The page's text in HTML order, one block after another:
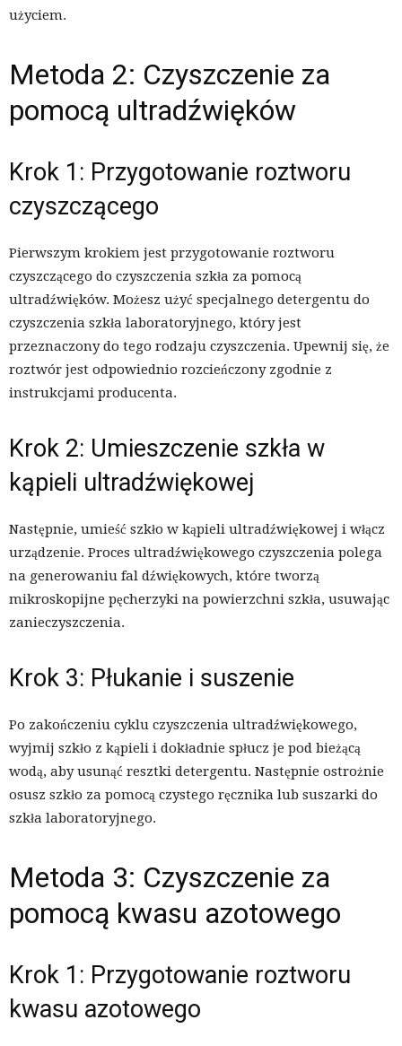
użyciem.
Metoda 2: Czyszczenie za
pomocą ultradźwięków
Krok 1: Przygotowanie roztworu
czyszczącego
Pierwszym krokiem jest przygotowanie roztworu
czyszczącego do czyszczenia szkła za pomocą
ultradźwięków. Możesz użyć specjalnego detergentu do
czyszczenia szkła laboratoryjnego, który jest
przeznaczony do tego rodzaju czyszczenia. Upewnij się, że
roztwór jest odpowiednio rozcieńczony zgodnie z
instrukcjami producenta.
Krok 2: Umieszczenie szkła w
kąpieli ultradźwiękowej
Następnie, umieść szkło w kąpieli ultradźwiękowej i włącz
urządzenie. Proces ultradźwiękowego czyszczenia polega
na generowaniu fal dźwiękowych, które tworzą
mikroskopijne pęcherzyki na powierzchni szkła, usuwając
zanieczyszczenia.
Krok 3: Płukanie i suszenie
Po zakończeniu cyklu czyszczenia ultradźwiękowego,
wyjmij szkło z kąpieli i dokładnie spłucz je pod bieżącą
wodą, aby usunąć resztki detergentu. Następnie ostrożnie
osusz szkło za pomocą czystego ręcznika lub suszarki do
szkła laboratoryjnego.
Metoda 3: Czyszczenie za
pomocą kwasu azotowego
Krok 1: Przygotowanie roztworu
kwasu azotowego